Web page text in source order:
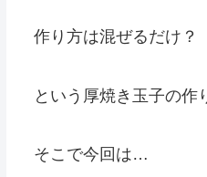
作り方は混ぜるだけ？
という厚焼き玉子の作
そこで今回は…